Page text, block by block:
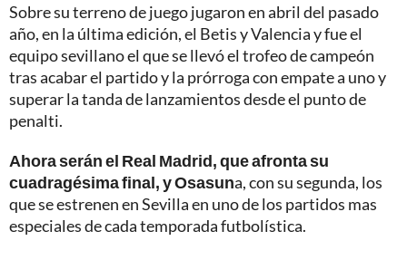
Sobre su terreno de juego jugaron en abril del pasado
año, en la última edición, el Betis y Valencia y fue el
equipo sevillano el que se llevó el trofeo de campeón
tras acabar el partido y la prórroga con empate a uno y
superar la tanda de lanzamientos desde el punto de
penalti.
Ahora serán el Real Madrid, que afronta su
cuadragésima final, y Osasuna, con su segunda, los
que se estrenen en Sevilla en uno de los partidos mas
especiales de cada temporada futbolística.